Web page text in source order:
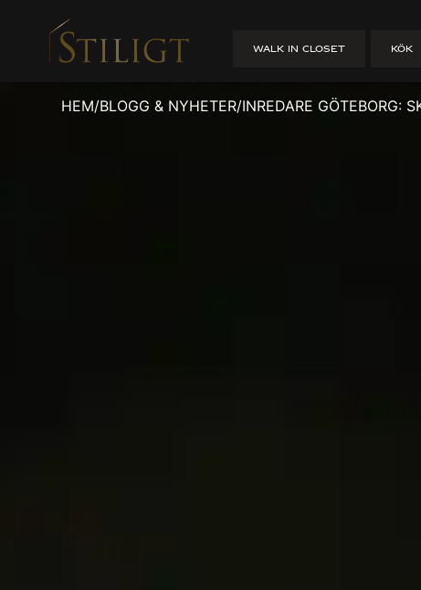
WALK IN CLOSET KÖK
Inredare
Proffshjälp
HEM/BLOGG & NYHETER/INREDARE GÖTEBORG: